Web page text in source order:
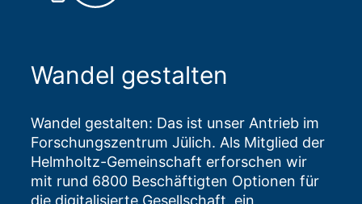
Wandel gestalten
Wandel gestalten: Das ist unser Antrieb im
Forschungszentrum Jülich. Als Mitglied der
Helmholtz-Gemeinschaft erforschen wir
mit rund 6800 Beschäftigten Optionen für